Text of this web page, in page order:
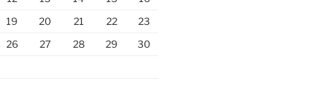
19 20 21 22
23
26 27 28 29
30